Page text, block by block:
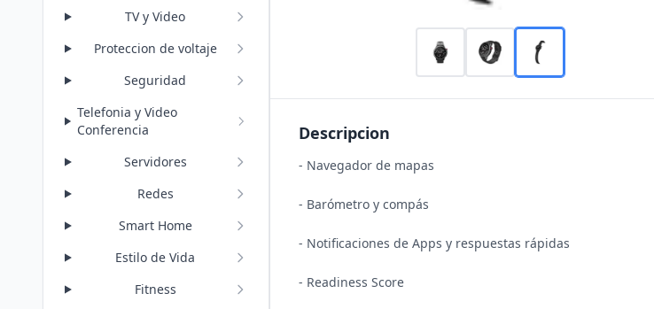
TV y Video
Proteccion de voltaje
Seguridad
Telefonia y Video
Conferencia
Servidores
Redes
Smart Home
Estilo de Vida
Fitness
Descripcion
- Navegador de mapas
- Barómetro y compás
- Notificaciones de Apps y respuestas rápidas
- Readiness Score